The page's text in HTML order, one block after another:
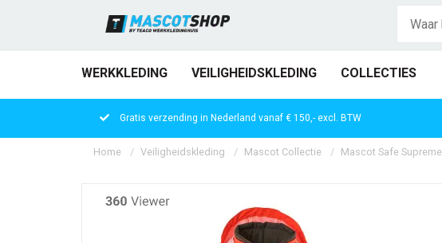
WERKKLEDING VEILIGHEIDSKLEDING COLLECTIES
Gratis verzending in Nederland vanaf € 150,- excl. BTW
Home Veiligheidskleding Mascot Collectie Mascot Safe Supreme